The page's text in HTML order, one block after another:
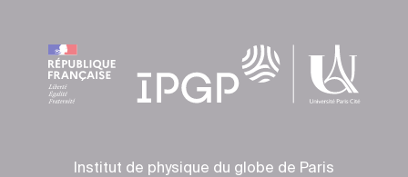
Institut de physique du globe de Paris